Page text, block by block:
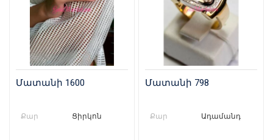
Մատանի 1600
Քար Ցիրկոն
Մատանի 798
Քար Ադամանդ